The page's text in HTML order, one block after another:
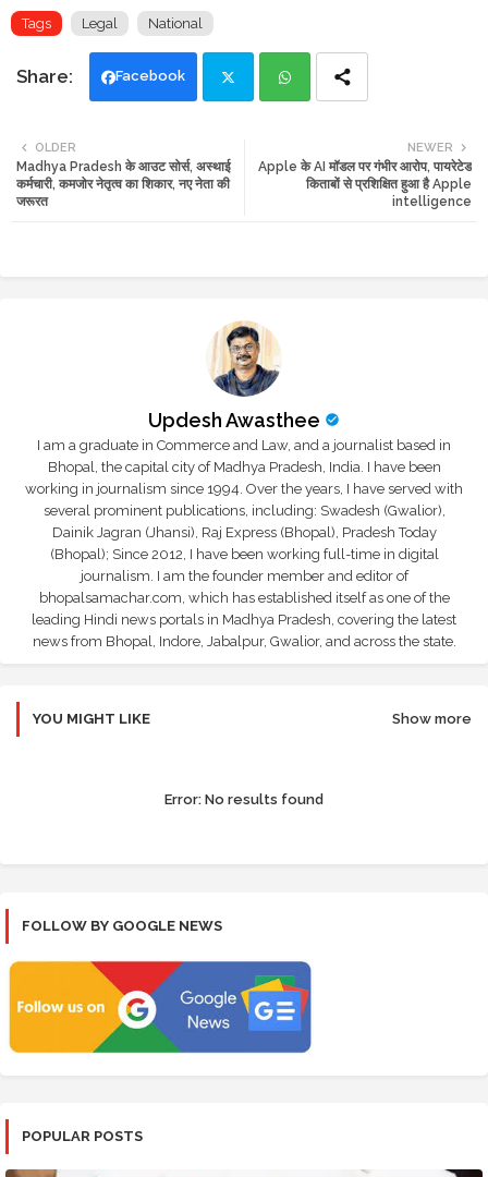
Tags Legal National
Facebook
tte ats
NEWER
Apple के AI मॉडल पर गंभीर आरोप, पायरेटेड
किताबों से प्रशिक्षित हुआ है Apple
intelligence
OLDER
Madhya Pradesh के आउट सोर्स, अस्थाई
कर्मचारी, कमजोर नेतृत्व का शिकार, नए नेता की
जरूरत
Updesh Awasthee
I am a graduate in Commerce and Law, and a journalist based in
Bhopal, the capital city of Madhya Pradesh, India. I have been
working in journalism since 1994. Over the years, I have served with
several prominent publications, including: Swadesh (Gwalior),
Dainik Jagran (Jhansi), Raj Express (Bhopal), Pradesh Today
(Bhopal); Since 2012, I have been working full-time in digital
journalism. I am the founder member and editor of
bhopalsamachar.com, which has established itself as one of the
leading Hindi news portals in Madhya Pradesh, covering the latest
news from Bhopal, Indore, Jabalpur, Gwalior, and across the state.
YOU MIGHT LIKE Show more
Error: No results found
FOLLOW BY GOOGLE NEWS
POPULAR POSTS